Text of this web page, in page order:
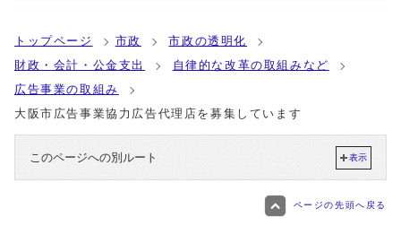
トップページ 市政
市政の透明化
財政・会計・公金支出
自律的な改革の取組みなど
広告事業の取組み
大阪市広告事業協力広告代理店を募集しています
このページへの別ルート 表示
ページの先頭へ戻る